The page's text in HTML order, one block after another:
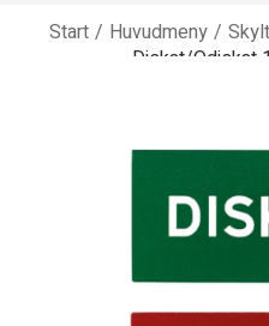
Start / Huvudmeny /
Diskat/Odiskat